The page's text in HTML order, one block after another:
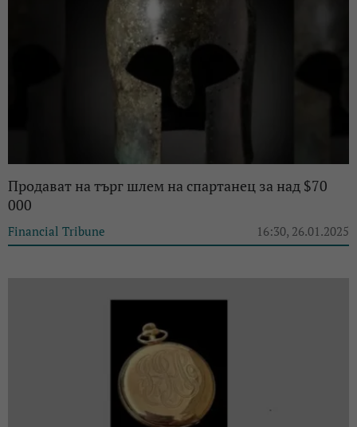
Продават на търг шлем на спартанец за над $70
000
Financial Tribune 16:30, 26.01.2025